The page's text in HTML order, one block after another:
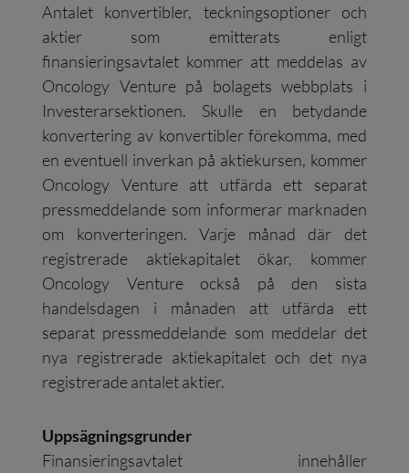
Antalet konvertibler, teckningsoptioner och
aktier som emitterats enligt
finansieringsavtalet kommer att meddelas av
Oncology Venture på bolagets webbplats i
Investerarsektionen. Skulle en betydande
konvertering av konvertibler förekomma, med
en eventuell inverkan på aktiekursen, kommer
Oncology Venture att utfärda ett separat
pressmeddelande som informerar marknaden
om konverteringen. Varje månad där det
registrerade aktiekapitalet ökar, kommer
Oncology Venture också på den sista
handelsdagen i månaden att utfärda ett
separat pressmeddelande som meddelar det
nya registrerade aktiekapitalet och det nya
registrerade antalet aktier.
Uppsägningsgrunder
Finansieringsavtalet innehåller